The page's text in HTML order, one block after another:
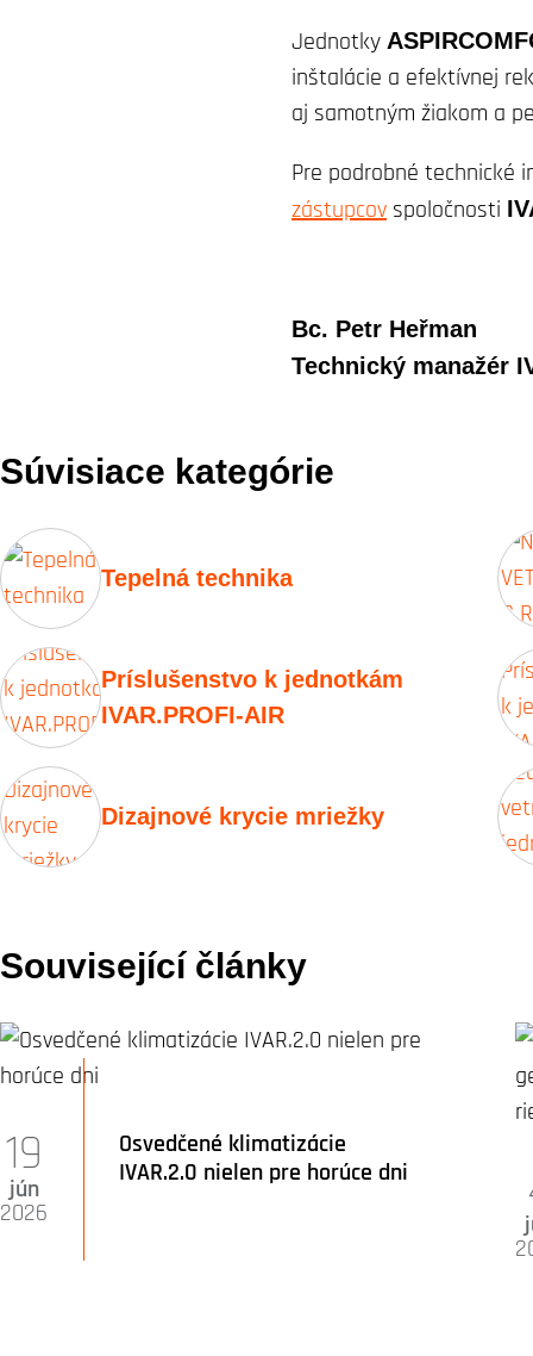
Jednotky
inštalácie a efektívnej
aj samotným žiakom a
Pre podrobné technické
zástupcov spoločnosti
Bc. Petr Heřman
Technický manažér
Súvisiace kategórie
Tepelná technika
Príslušenstvo k jednotkám
IVAR.PROFI-AIR
Dizajnové krycie mriežky
Související články
Osvedčené klimatizácie
IVAR.2.0 nielen pre horúce dni
19
jún
2026